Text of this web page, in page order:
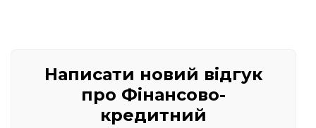
Написати новий відгук
про Фінансово-
кредитний